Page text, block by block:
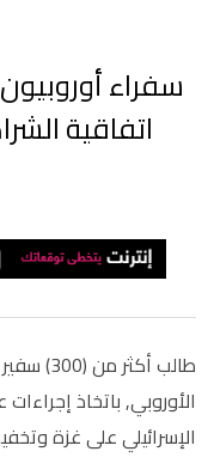
سفراء
اتفاقية
طالب
الأوروبي, باتخاذ
الإسرائيلي على غزة